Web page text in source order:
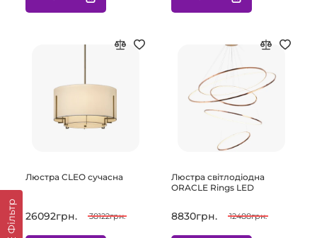
Фільтр
Люстра CLEO сучасна
26092грн. 38122грн.
Люстра світлодіодна
ORACLE Rings LED
8830грн. 12488грн.